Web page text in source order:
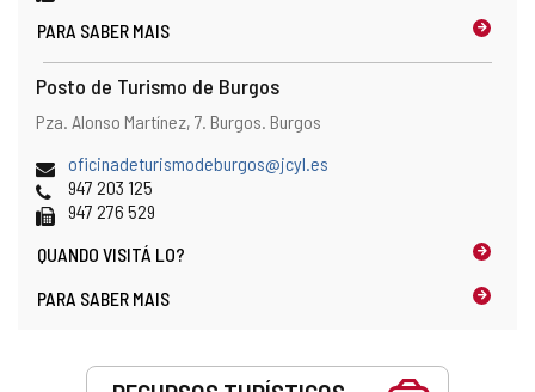
PARA SABER MAIS
Posto de Turismo de Burgos
Endereço
localização
no
mapa
Endereço
Pza. Alonso Martínez, 7. Burgos. Burgos
Endereço
de
email
oficinadeturismodeburgos@jcyl.es
Telefones
947 203 125
Fax 947 276 529
QUANDO VISITÁ LO?
PARA SABER MAIS